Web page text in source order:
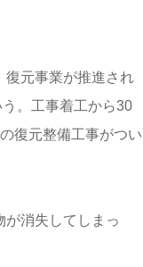
復元事業が推進され
。工事着工から30
復元整備工事がつい
が消失してしまっ